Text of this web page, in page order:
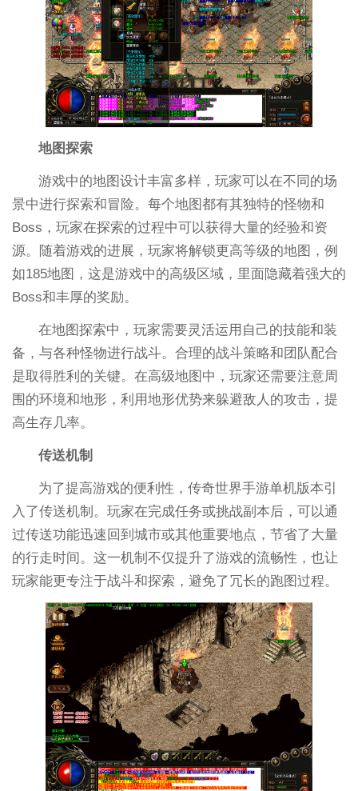
地图探索
游戏中的地图设计丰富多样，玩家可以在不同的场
景中进行探索和冒险。每个地图都有其独特的怪物和
Boss，玩家在探索的过程中可以获得大量的经验和资
源。随着游戏的进展，玩家将解锁更高等级的地图，例
如185地图，这是游戏中的高级区域，里面隐藏着强大的
Boss和丰厚的奖励。
在地图探索中，玩家需要灵活运用自己的技能和装
备，与各种怪物进行战斗。合理的战斗策略和团队配合
是取得胜利的关键。在高级地图中，玩家还需要注意周
围的环境和地形，利用地形优势来躲避敌人的攻击，提
高生存几率。
传送机制
为了提高游戏的便利性，传奇世界手游单机版本引
入了传送机制。玩家在完成任务或挑战副本后，可以通
过传送功能迅速回到城市或其他重要地点，节省了大量
的行走时间。这一机制不仅提升了游戏的流畅性，也让
玩家能更专注于战斗和探索，避免了冗长的跑图过程。